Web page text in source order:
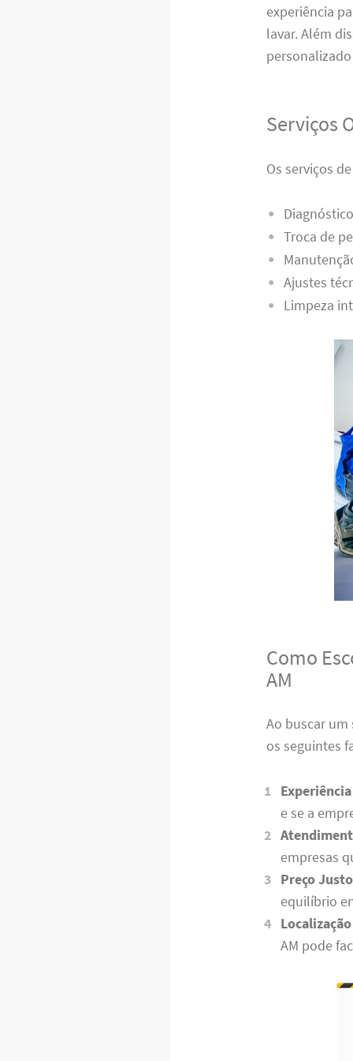
experiência
lavar. Além
Serviços
Os serviços
Troca de
Ajustes
Limpeza
Como
AM
Ao buscar
os seguintes
e se a
empresas
Preço Justo
equilíbrio
Localização
AM pode